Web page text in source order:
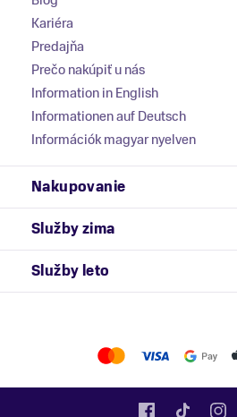
Kariéra
Predajňa
Prečo nakúpiť u nás
Information in English
Informationen auf Deutsch
Információk magyar nyelven
Nakupovanie
Služby zima
Služby leto